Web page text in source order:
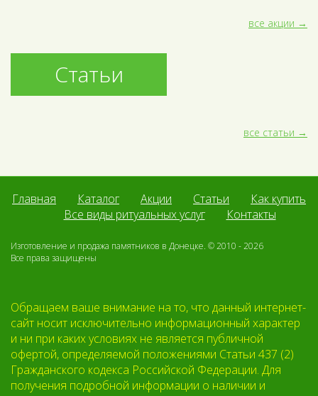
все акции
Статьи
все статьи
Главная Каталог Акции Статьи
Как купить
Все виды ритуальных услуг
Контакты
Изготовление и продажа памятников в Донецке. © 2010 - 2026
Все права защищены
Обращаем ваше внимание на то, что данный интернет-
сайт носит исключительно информационный характер
и ни при каких условиях не является публичной
офертой, определяемой положениями Статьи 437 (2)
Гражданского кодекса Российской Федерации. Для
получения подробной информации о наличии и